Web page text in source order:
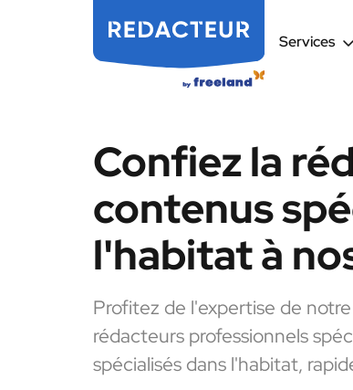
Services
Confiez la
contenus
l'habitat à
Profitez de l'expertise de
rédacteurs professionnels
spécialisés dans l'habitat,